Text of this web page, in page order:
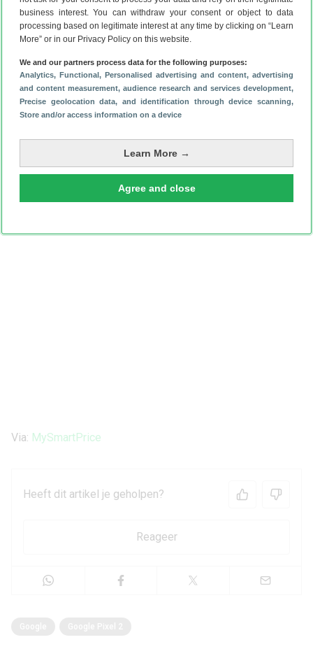
business interest. You can withdraw your consent or object to data
processing based on legitimate interest at any time by clicking on “Learn
More” or in our Privacy Policy on this website.
We and our partners process data for the following purposes:
Analytics, Functional, Personalised advertising and content, advertising
and content measurement, audience research and services development,
Precise geolocation data, and identification through device scanning,
Store and/or access information on a device
Learn More →
Agree and close
Overzicht: dit weten we al over de Google Pixel 11-serie (5-
Is je Google Pixel traag? Probeer deze 4 tips!
Pixel 11’ (2-8)
Via: MySmartPrice
Heeft dit artikel je geholpen?
Reageer